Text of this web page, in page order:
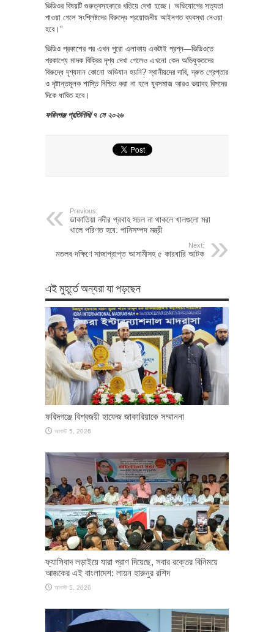
ভিডিওর বিষয়টি গুরুত্বসহকারে খতিয়ে দেখা হচ্ছে। অভিযোগের সত্যতা
পাওয়া গেলে সংশ্লিষ্টদের বিরুদ্ধে প্রয়োজনীয় আইনগত ব্যবস্থা নেওয়া
হবে।”
ভিডিও প্রকাশের পর এখন পুরো এলাকায় একটাই প্রশ্ন—ভিডিওতে
প্রকাশ্যে মাদক বিক্রির দৃশ্য দেখা গেলেও এখনো কেন অভিযুক্তদের
বিরুদ্ধে দৃশ্যমান কোনো অভিযান হয়নি? স্থানীয়দের দাবি, দ্রুত গ্রেপ্তার
ও দৃষ্টান্তমূলক শাস্তি নিশ্চিত করা না হলে যুবসমাজ আরও ভয়াবহ বিপদের
দিকে ধাবিত হবে।
ফরিদগঞ্জ প্রতিনিধি/৭ মে ২০২৬
Previous:
ডাকাতিয়া নদীর প্রবাহ সচল না থাকলে খালগুলো মরা
খালে পরিণত হবে: পানিসম্পদ মন্ত্রী
Next:
মতলব দক্ষিণে সাজাপ্রাপ্ত আসামীসহ ৫ কারবারি আটক
এই মুহূর্তে অন্যরা যা পড়ছেন
ফরিদগঞ্জে বিশ্বজয়ী হাফেজ জাকারিয়াকে সম্মাননা
আগস্ট 5, 2026
ফ্যাসিবাদ লড়াইয়ে যারা প্রাণ দিয়েছে, সবার রক্তের বিনিময়ে
আজকের এই বাংলাদেশ: লায়ন হারুনুর রশিদ
আগস্ট 5, 2026